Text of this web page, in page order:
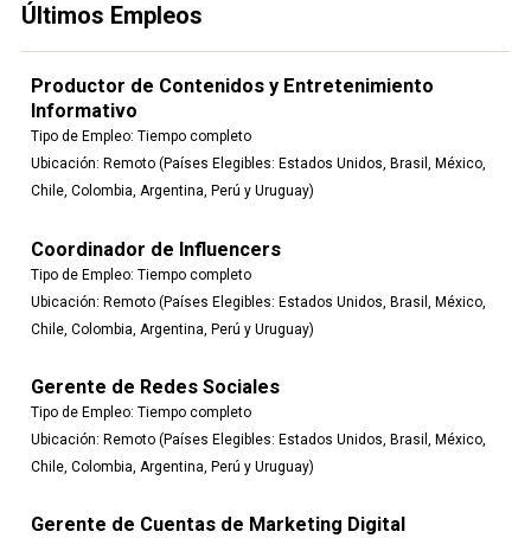
Últimos Empleos
Productor de Contenidos y Entretenimiento
Informativo
Tipo de Empleo: Tiempo completo
Ubicación: Remoto (Países Elegibles: Estados Unidos, Brasil, México,
Chile, Colombia, Argentina, Perú y Uruguay)
Coordinador de Influencers
Tipo de Empleo: Tiempo completo
Ubicación: Remoto (Países Elegibles: Estados Unidos, Brasil, México,
Chile, Colombia, Argentina, Perú y Uruguay)
Gerente de Redes Sociales
Tipo de Empleo: Tiempo completo
Ubicación: Remoto (Países Elegibles: Estados Unidos, Brasil, México,
Chile, Colombia, Argentina, Perú y Uruguay)
Gerente de Cuentas de Marketing Digital